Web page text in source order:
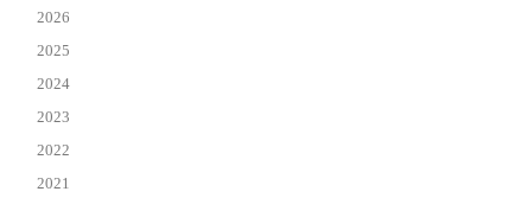
2026
2025
2024
2023
2022
2021